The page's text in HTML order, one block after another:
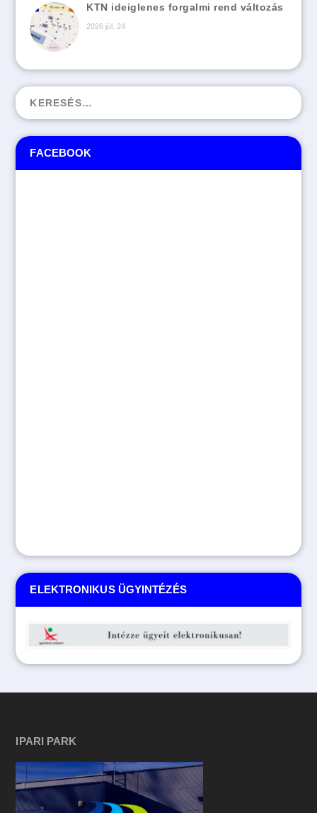
ELEKTRONIKUS ÜGYINTÉZÉS
FACEBOOK
KTN ideiglenes forgalmi rend változás
2026 júl. 24
IPARI PARK